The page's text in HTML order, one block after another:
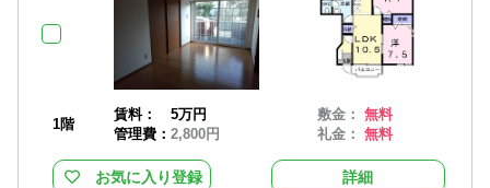
1階
賃料：
5万円
管理費： 2,800円
敷金：無料
礼金：無料
お気に入り登録 詳細